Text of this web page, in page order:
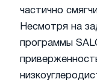
частично
Несмотря на
программы